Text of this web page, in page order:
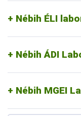
Nébih ÉLI
Nébih ÁDI
Nébih MGEI